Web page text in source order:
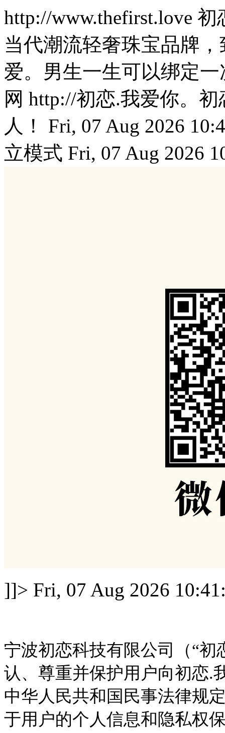
http://www.thefirst.love 初
当代潮流轻奢珠宝品牌
爱。男生一生可以绑定
网 http://初恋.我爱你。
人！
Fri, 07 Aug 2026
立模式 Fri, 07 Aug 2026
]]> Fri, 07 Aug 2026
宁波初恋科技有限公司（“初
认、尊重并保护用户向初恋.
中华人民共和国民事法律规
于用户的个人信息和隐私权